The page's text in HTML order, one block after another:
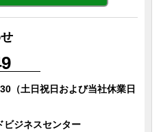
（土日祝日および当社休業日
ビジネスセンター